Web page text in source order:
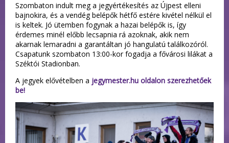
Szombaton indult meg a jegyértékesítés az Újpest elleni
bajnokira, és a vendég belépők hétfő estére kivétel nélkül el
is keltek. Jó ütemben fogynak a hazai belépők is, így
érdemes minél előbb lecsapnia rá azoknak, akik nem
akarnak lemaradni a garantáltan jó hangulatú találkozóról.
Csapatunk szombaton 13:00-kor fogadja a fővárosi lilákat a
Széktói Stadionban.
A jegyek elővételben a jegymester.hu oldalon szerezhetőek
be!